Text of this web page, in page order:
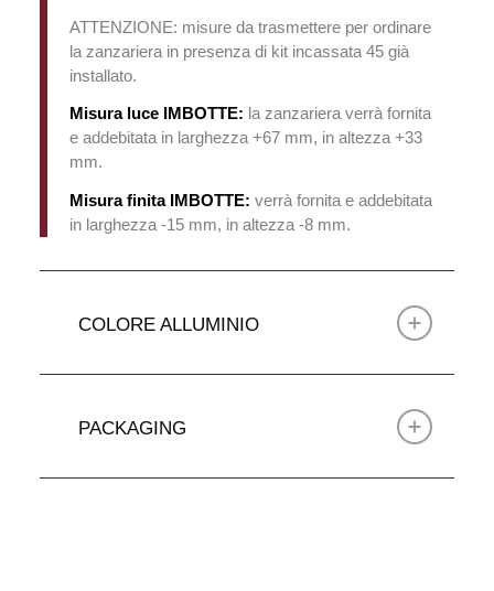
ATTENZIONE: misure da trasmettere per ordinare
la zanzariera in presenza di kit incassata 45 già
installato.
Misura luce IMBOTTE: la zanzariera verrà fornita
e addebitata in larghezza +67 mm, in altezza +33
mm.
Misura finita IMBOTTE: verrà fornita e addebitata
in larghezza -15 mm, in altezza -8 mm.
COLORE ALLUMINIO
PACKAGING